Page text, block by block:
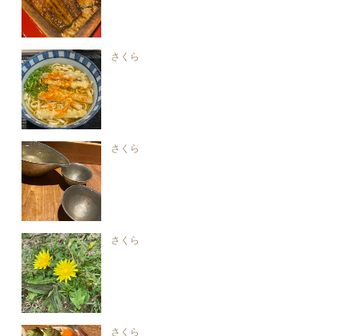
さくら
さくら
さくら
さくら